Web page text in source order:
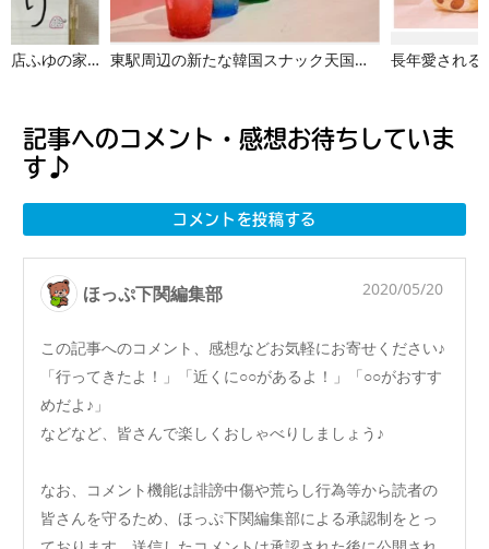
東駅周辺の新たな韓国スナック天国、ポジャンマチャさんがオープン！ 長年愛される下関のショッピングセンター！シーモール
記事へのコメント・感想お待ちしていま
す♪
コメントを投稿する
ほっぷ下関編集部 2020/05/20
この記事へのコメント、感想などお気軽にお寄せください♪
「行ってきたよ！」「近くに○○があるよ！」「○○がおすす
めだよ♪」
などなど、皆さんで楽しくおしゃべりしましょう♪
なお、コメント機能は誹謗中傷や荒らし行為等から読者の
皆さんを守るため、ほっぷ下関編集部による承認制をとっ